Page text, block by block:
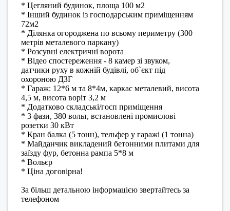
* Цегляний будинок, площа 100 м2
* Інший будинок із господарським приміщенням
72м2
* Ділянка огороджена по всьому периметру (300
метрів металевого паркану)
* Розсувні електричні ворота
* Відео спостереження - 8 камер зі звуком,
датчики руху в кожній будівлі, об`єкт під
охороною ДЗГ
* Гараж: 12*6 м та 8*4м, каркас металевий, висота
4,5 м, висота воріт 3,2 м
* Додатково складські/госп приміщення
* 3 фази, 380 вольт, встановлені промислові
розетки 30 кВт
* Кран балка (5 тонн), тельфер у гаражі (1 тонна)
* Майданчик викладений бетонними плитами для
заїзду фур, бетонна рампа 5*8 м
* Вольєр
* Ціна договірна!
За більш детальною інформацією звертайтесь за
телефоном